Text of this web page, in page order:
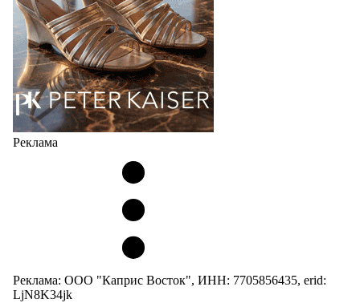
Реклама
Реклама: ООО "Каприс Восток", ИНН: 7705856435, erid:
LjN8K34jk